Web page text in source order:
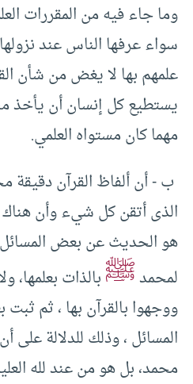
وما جاء فيه من المقررات
سواء عرفها الناس عند
علمهم بها لا يغض من شأن
يستطيع كل إنسان أن يأخذ
مهما كان مستواه العلمي.‏
ب -‏ أن ألفاظ القرآن دقيقة
الذى أتقن كل شيء وأن هناك
هو الحديث عن بعض المسائل
لمحمدﷺبالذات بعلمها،
ووجهوا بالقرآن بها ، ثم
المسائل ، وذلك للدلالة
محمد، بل هو من عند لله